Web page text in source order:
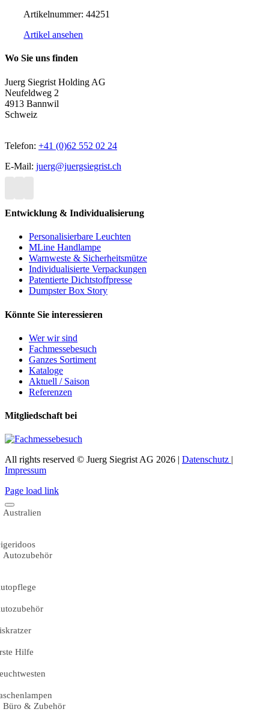
Artikelnummer:44251
Artikel ansehen
Wo Sie uns finden
Juerg Siegrist Holding AG
Neufeldweg 2
4913 Bannwil
Schweiz
Telefon: +41 (0)62 552 02 24
E-Mail: juerg@juergsiegrist.ch
Entwicklung & Individualisierung
Personalisierbare Leuchten
MLine Handlampe
Warnweste & Sicherheitsmütze
Individualisierte Verpackungen
Patentierte Dichtstoffpresse
Dumpster Box Story
Könnte Sie interessieren
Wer wir sind
Fachmessebesuch
Ganzes Sortiment
Kataloge
Aktuell / Saison
Referenzen
Mitgliedschaft bei
All rights reserved © Juerg Siegrist AG 2026 | Datenschutz |
Impressum
Page load link
Australien
Autozubehör
Hilfe
Büro & Zubehör